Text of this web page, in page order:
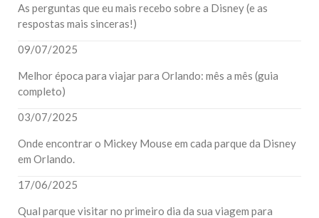
As perguntas que eu mais recebo sobre a Disney (e as
respostas mais sinceras!)
09/07/2025
Melhor época para viajar para Orlando: mês a mês (guia
completo)
03/07/2025
Onde encontrar o Mickey Mouse em cada parque da Disney
em Orlando.
17/06/2025
Qual parque visitar no primeiro dia da sua viagem para